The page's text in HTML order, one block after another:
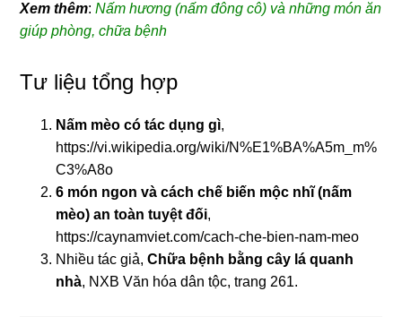
Xem thêm:Nấm hương (nấm đông cô) và những món ăn
giúp phòng, chữa bệnh
Tư liệu tổng hợp
Nấm mèo có tác dụng gì,
https://vi.wikipedia.org/wiki/N%E1%BA%A5m_m%
C3%A8o
6 món ngon và cách chế biến mộc nhĩ (nấm
mèo) an toàn tuyệt đối,
https://caynamviet.com/cach-che-bien-nam-meo
Nhiều tác giả,Chữa bệnh bằng cây lá quanh
nhà, NXB Văn hóa dân tộc, trang 261.